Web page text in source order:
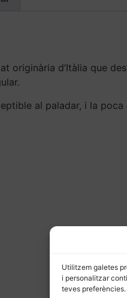
Utilitzem galetes
i personalitzar
teves preferències.
originària d’Itàlia que
al paladar, i la